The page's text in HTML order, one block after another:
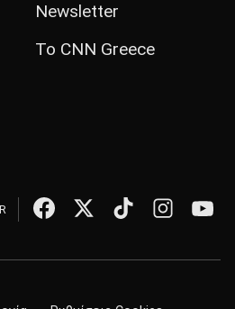
Newsletter
Το CNN Greece